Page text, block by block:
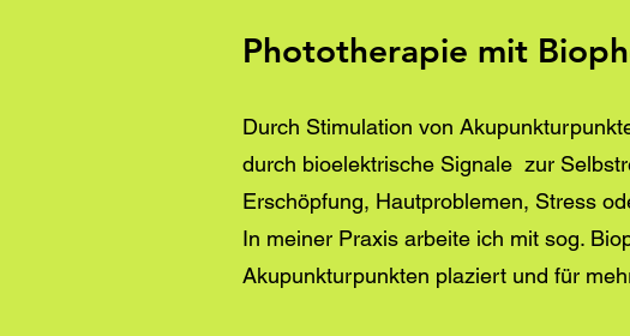
Phototherapie mit
Durch Stimulation von
durch bioelektrische Signale zur
Erschöpfung, Hautproblemen, Stress
In meiner Praxis arbeite ich mit sog.
Akupunkturpunkten plaziert und für